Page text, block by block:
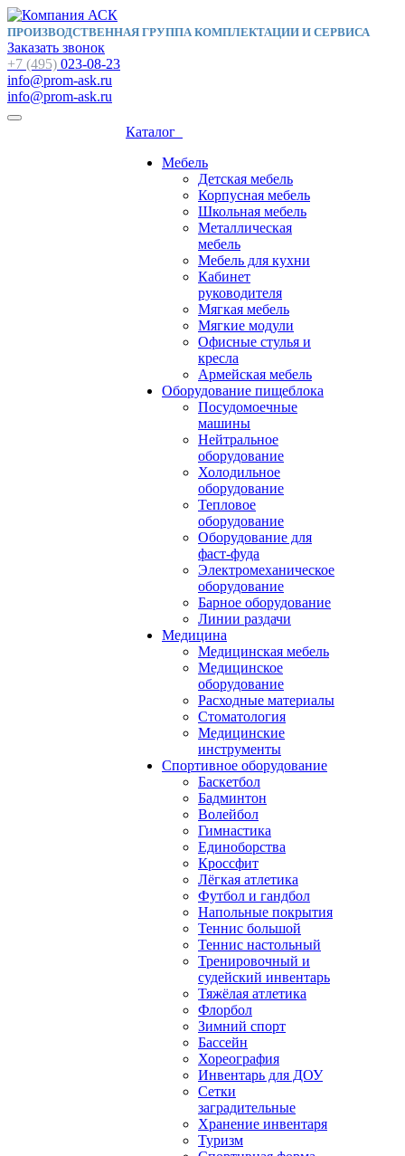
ПРОИЗВОДСТВЕННАЯ ГРУППА КОМПЛЕКТАЦИИ И СЕРВИСА
Заказать звонок
+7 (495) 023-08-23
info@prom-ask.ru
info@prom-ask.ru
Каталог
Мебель
Детская мебель
Корпусная мебель
Школьная мебель
Металлическая
мебель
Мебель для кухни
Кабинет
руководителя
Мягкая мебель
Мягкие модули
Офисные стулья и
кресла
Армейская мебель
Оборудование пищеблока
Посудомоечные
машины
Нейтральное
оборудование
Холодильное
оборудование
Тепловое
оборудование
Оборудование для
фаст-фуда
Электромеханическое
оборудование
Барное оборудование
Линии раздачи
Медицина
Медицинская мебель
Медицинское
оборудование
Расходные материалы
Стоматология
Медицинские
инструменты
Спортивное оборудование
Баскетбол
Бадминтон
Волейбол
Гимнастика
Единоборства
Кроссфит
Лёгкая атлетика
Футбол и гандбол
Напольные покрытия
Теннис большой
Теннис настольный
Тренировочный и
судейский инвентарь
Тяжёлая атлетика
Флорбол
Зимний спорт
Бассейн
Хореография
Инвентарь для ДОУ
Сетки
заградительные
Хранение инвентаря
Туризм